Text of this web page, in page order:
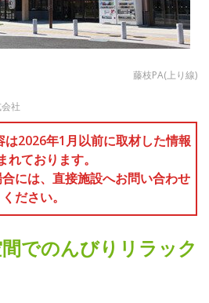
藤枝PA(上り線)
社
2026年1月以前に取材した情報
れております。
には、直接施設へお問い合わせ
ください。
でのんびりリラック